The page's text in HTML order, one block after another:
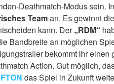
Deathmatch-Modus sein.
Teaman. Es gewinnt
kann. Der„RDM“
Bandbreite an möglichen
bekommt ihr einen
Action. Gut möglich,
das Spiel in Zukunft